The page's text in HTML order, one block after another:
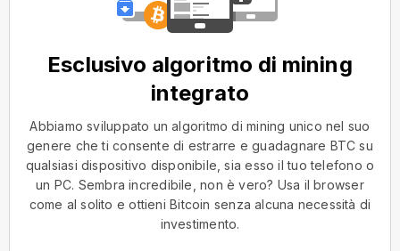
Esclusivo algoritmo di mining
integrato
Abbiamo sviluppato un algoritmo di mining unico nel suo
genere che ti consente di estrarre e guadagnare BTC su
qualsiasi dispositivo disponibile, sia esso il tuo telefono o
un PC. Sembra incredibile, non è vero? Usa il browser
come al solito e ottieni Bitcoin senza alcuna necessità di
investimento.